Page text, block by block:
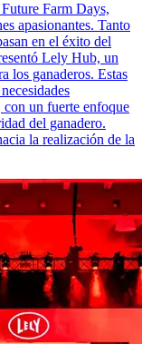
Farm Days,
apasionantes. Tanto
en el éxito del
Lely Hub, un
los ganaderos. Estas
con un fuerte enfoque
del ganadero.
la realización de la